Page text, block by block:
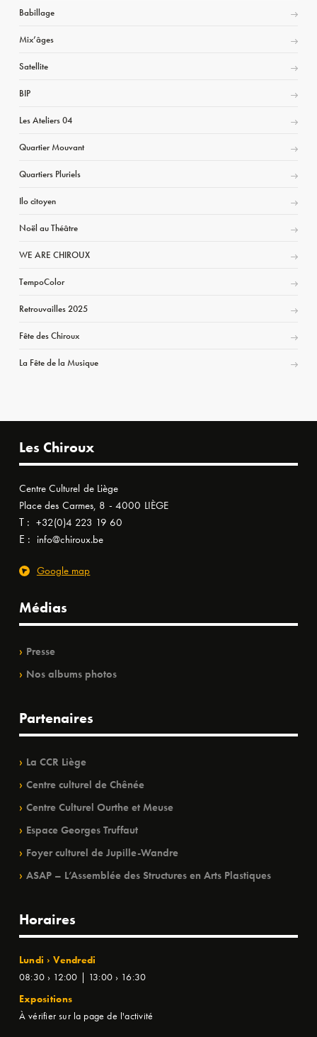
Babillage
Mix’âges
Satellite
BIP
Les Ateliers 04
Quartier Mouvant
Quartiers Pluriels
Ilo citoyen
Noël au Théâtre
WE ARE CHIROUX
TempoColor
Retrouvailles 2025
Fête des Chiroux
La Fête de la Musique
Les Chiroux
Centre Culturel de Liège
Place des Carmes, 8 - 4000 LIÈGE
T : +32(0)4 223 19 60
E : info@chiroux.be
Google map
Médias
Presse
Nos albums photos
Partenaires
La CCR Liège
Centre culturel de Chênée
Centre Culturel Ourthe et Meuse
Espace Georges Truffaut
Foyer culturel de Jupille-Wandre
ASAP – L’Assemblée des Structures en Arts Plastiques
Horaires
Lundi › Vendredi
08:30 › 12:00 | 13:00 › 16:30
Expositions
À vérifier sur la page de l'activité